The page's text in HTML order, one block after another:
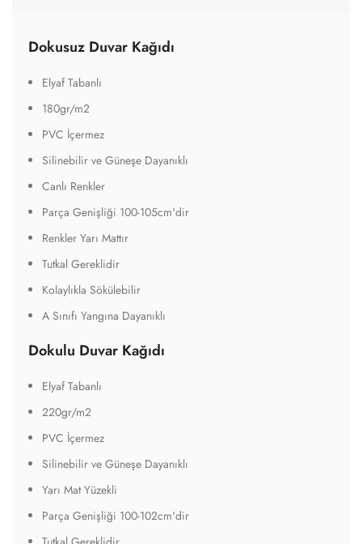
Dokusuz Duvar Kağıdı
Elyaf Tabanlı
180gr/m2
PVC İçermez
Silinebilir ve Güneşe Dayanıklı
Canlı Renkler
Parça Genişliği 100-105cm'dir
Renkler Yarı Mattır
Tutkal Gereklidir
Kolaylıkla Sökülebilir
A Sınıfı Yangına Dayanıklı
Dokulu Duvar Kağıdı
Elyaf Tabanlı
220gr/m2
PVC İçermez
Silinebilir ve Güneşe Dayanıklı
Yarı Mat Yüzekli
Parça Genişliği 100-102cm'dir